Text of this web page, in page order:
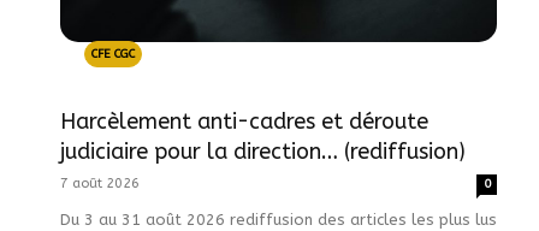
CFE CGC
Harcèlement anti-cadres et déroute
judiciaire pour la direction… (rediffusion)
7 août 2026 0
Du 3 au 31 août 2026 rediffusion des articles les plus lus